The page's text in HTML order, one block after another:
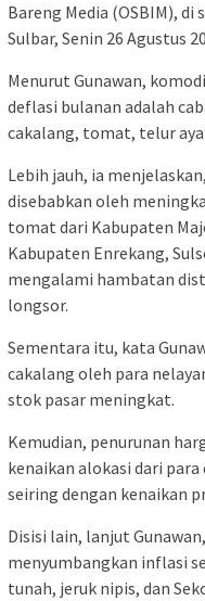
Bareng Media (OSBIM),
Sulbar, Senin 26 Agustus
Menurut Gunawan,
deflasi bulanan adalah
cakalang, tomat, telur
Lebih jauh, ia
disebabkan oleh
tomat dari Kabupaten
Kabupaten Enrekang,
mengalami hambatan
longsor.
Sementara itu, kata
cakalang oleh para
stok pasar meningkat.
Kemudian, penurunan
kenaikan alokasi dari
seiring dengan kenaikan
Disisi lain, lanjut
menyumbangkan inflasi
tunah, jeruk nipis, dan